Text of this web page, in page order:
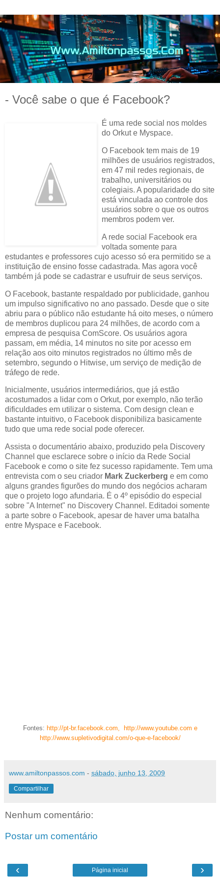
- Você sabe o que é Facebook?
É uma rede social nos moldes
do Orkut e Myspace.
O Facebook tem mais de 19
milhões de usuários registrados,
em 47 mil redes regionais, de
trabalho, universitários ou
colegiais. A popularidade do site
está vinculada ao controle dos
usuários sobre o que os outros
membros podem ver.
A rede social Facebook era
voltada somente para
estudantes e professores cujo acesso só era permitido se a
instituição de ensino fosse cadastrada. Mas agora você
também já pode se cadastrar e usufruir de seus serviços.
O Facebook, bastante respaldado por publicidade, ganhou
um impulso significativo no ano passado. Desde que o site
abriu para o público não estudante há oito meses, o número
de membros duplicou para 24 milhões, de acordo com a
empresa de pesquisa ComScore. Os usuários agora
passam, em média, 14 minutos no site por acesso em
relação aos oito minutos registrados no último mês de
setembro, segundo o Hitwise, um serviço de medição de
tráfego de rede.
Inicialmente, usuários intermediários, que já estão
acostumados a lidar com o Orkut, por exemplo, não terão
dificuldades em utilizar o sistema. Com design clean e
bastante intuitivo, o Facebook disponibiliza basicamente
tudo que uma rede social pode oferecer.
Assista o documentário abaixo, produzido pela Discovery
Channel que esclarece sobre o início da Rede Social
Facebook e como o site fez sucesso rapidamente. Tem uma
entrevista com o seu criador Mark Zuckerberg e em como
alguns grandes figurões do mundo dos negócios acharam
que o projeto logo afundaria. É o 4º episódio do especial
sobre "A Internet" no Discovery Channel. Editadoi somente
a parte sobre o Facebook, apesar de haver uma batalha
entre Myspace e Facebook.
Fontes: http://pt-br.facebook.com , http://www.youtube.com e
http://www.supletivodigital.com/o-que-e-facebook/
www.amiltonpassos.com - sábado, junho 13, 2009
Compartilhar
Nenhum comentário:
Postar um comentário
‹ ›
Página inicial